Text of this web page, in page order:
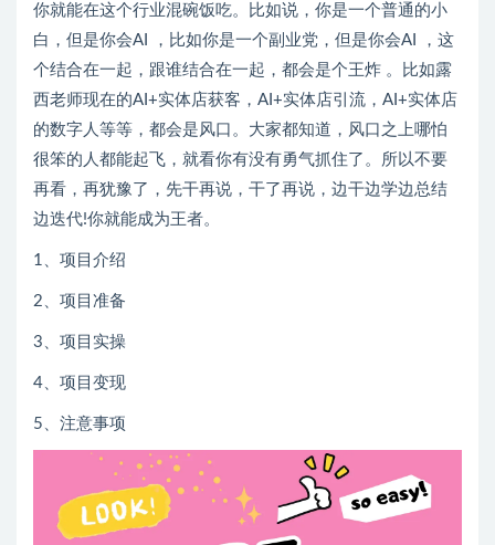
你就能在这个行业混碗饭吃。比如说，你是一个普通的小
白，但是你会AI ，比如你是一个副业党，但是你会AI ，这
个结合在一起，跟谁结合在一起，都会是个王炸 。比如露
西老师现在的AI+实体店获客，AI+实体店引流，AI+实体店
的数字人等等，都会是风口。大家都知道，风口之上哪怕
很笨的人都能起飞，就看你有没有勇气抓住了。所以不要
再看，再犹豫了，先干再说，干了再说，边干边学边总结
边迭代!你就能成为王者。
1、项目介绍
2、项目准备
3、项目实操
4、项目变现
5、注意事项